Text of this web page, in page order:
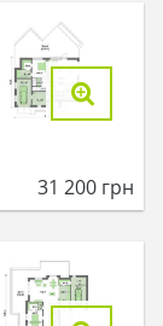
31 200 грн